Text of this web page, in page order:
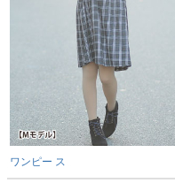
ワンピー ス